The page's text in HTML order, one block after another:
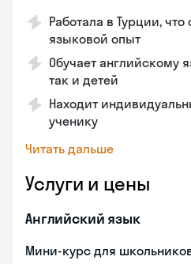
Работала в Турции, что
языковой опыт
Обучает английскому
так и детей
Находит
ученику
Читать дальше
Услуги и цены
Английский язык
Мини-курс для